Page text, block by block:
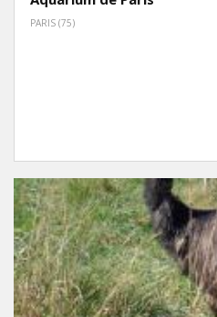
PARIS (75)